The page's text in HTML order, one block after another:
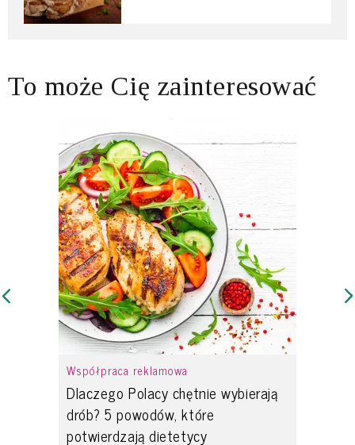
To może Cię zainteresować
Współpraca reklamowa
Dlaczego Polacy chętnie wybierają
drób? 5 powodów, które
potwierdzają dietetycy